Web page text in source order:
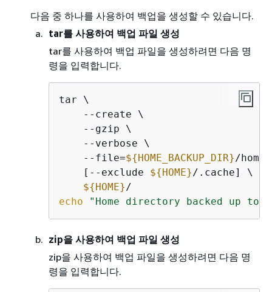
다음 중 하나를 사용하여 백업을 생성할 수 있습니다.
tar를 사용하여 백업 파일 생성
tar를 사용하여 백업 파일을 생성하려면 다음 명
령을 입력합니다.
tar \
    --create \
    --gzip \
    --verbose \
    --file=
${HOME_BACKUP_DIR}/
    [--exclude
${HOME}/.cache] \ //
${HOME}
echo
"Home directory backed up
zip을 사용하여 백업 파일 생성
zip을 사용하여 백업 파일을 생성하려면 다음 명
령을 입력합니다.